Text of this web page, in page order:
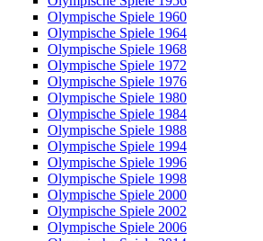
Olympische Spiele 1960
Olympische Spiele 1964
Olympische Spiele 1968
Olympische Spiele 1972
Olympische Spiele 1976
Olympische Spiele 1980
Olympische Spiele 1984
Olympische Spiele 1988
Olympische Spiele 1994
Olympische Spiele 1996
Olympische Spiele 1998
Olympische Spiele 2000
Olympische Spiele 2002
Olympische Spiele 2006